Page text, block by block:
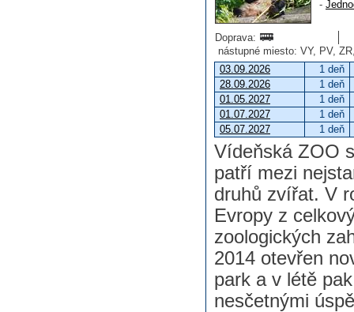
-
Doprava:
nástupné miesto: VY, PV,
03.09.2026
1 deň
28.09.2026
1 deň
01.05.2027
1 deň
01.07.2027
1 deň
05.07.2027
1 deň
Vídeňská ZOO
patří mezi
druhů zvířat. V
Evropy z
zoologických
2014 otevřen
park a v létě
nesčetnými